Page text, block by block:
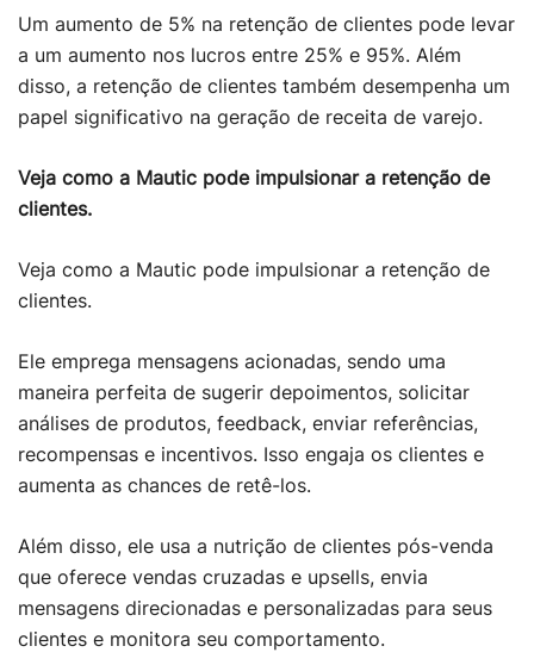
Um aumento de 5% na retenção de clientes pode levar
a um aumento nos lucros entre 25% e 95%. Além
disso, a retenção de clientes também desempenha um
papel significativo na geração de receita de varejo.
Veja como a Mautic pode impulsionar a retenção de
clientes.
Veja como a Mautic pode impulsionar a retenção de
clientes.
Ele emprega mensagens acionadas, sendo uma
maneira perfeita de sugerir depoimentos, solicitar
análises de produtos, feedback, enviar referências,
recompensas e incentivos. Isso engaja os clientes e
aumenta as chances de retê-los.
Além disso, ele usa a nutrição de clientes pós-venda
que oferece vendas cruzadas e upsells, envia
mensagens direcionadas e personalizadas para seus
clientes e monitora seu comportamento.